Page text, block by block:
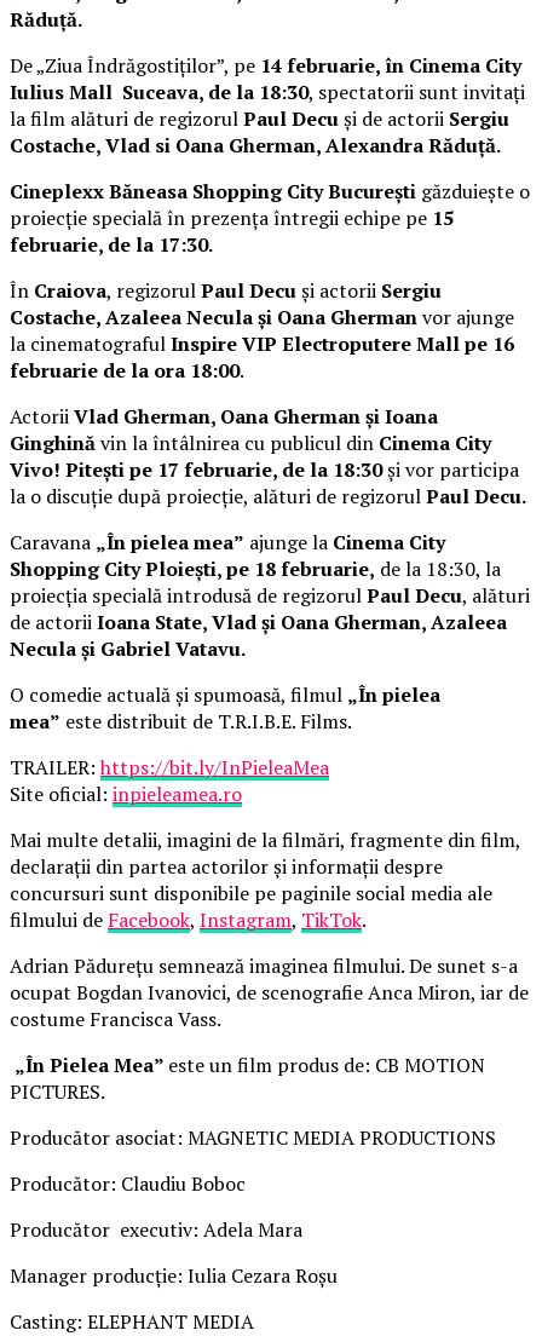
Răduță.
De „Ziua Îndrăgostiților”, pe 14 februarie, în Cinema City
Iulius Mall Suceava, de la 18:30, spectatorii sunt invitați
la film alături de regizorulPaul Decuși de actorii Sergiu
Costache, Vlad si Oana Gherman, Alexandra Răduță.
Cineplexx Băneasa Shopping City București găzduiește o
proiecție specială în prezența întregii echipe pe 15
februarie, de la 17:30.
În Craiova, regizorulPaul Decuși actorii Sergiu
Costache, Azaleea Necula și Oana Ghermanvor ajunge
la cinematografulInspire VIP Electroputere Mall pe 16
februarie de la ora 18:00.
ActoriiVlad Gherman, Oana Gherman și Ioana
Ginghinăvin la întâlnirea cu publicul din Cinema City
Vivo! Pitești pe 17 februarie, de la 18:30și vor participa
la o discuție după proiecție, alături de regizorulPaul Decu.
Caravana „În pielea mea” ajunge la Cinema City
Shopping City Ploiești, pe 18 februarie, de la 18:30, la
proiecția specială introdusă de regizorulPaul Decu, alături
de actoriiIoana State, Vlad și Oana Gherman, Azaleea
Necula și Gabriel Vatavu.
O comedie actuală și spumoasă, filmul „În pielea
mea” este distribuit de T.R.I.B.E. Films.
TRAILER:https://bit.ly/InPieleaMea
Site oficial: inpieleamea.ro
Mai multe detalii, imagini de la filmări, fragmente din film,
declarații din partea actorilor și informații despre
concursuri sunt disponibile pe paginile social media ale
filmului de Facebook, Instagram, TikTok.
Adrian Pădurețu semnează imaginea filmului. De sunet s-a
ocupat Bogdan Ivanovici, de scenografie Anca Miron, iar de
costume Francisca Vass.
„În Pielea Mea” este un film produs de: CB MOTION
PICTURES.
Producător asociat: MAGNETIC MEDIA PRODUCTIONS
Producător: Claudiu Boboc
Producător executiv: Adela Mara
Manager producție: Iulia Cezara Roșu
Casting: ELEPHANT MEDIA